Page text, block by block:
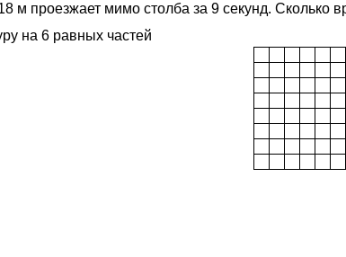
м проезжает мимо столба за 9 секунд. Сколько
на 6 равных частей